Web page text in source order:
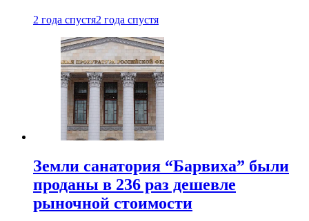
2 года спустя2 года спустя
Земли санатория “Барвиха” были
проданы в 236 раз дешевле
рыночной стоимости